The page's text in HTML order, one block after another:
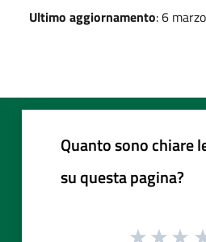
Ultimo aggiornamento: 6
Quanto sono chiare
su questa pagina?